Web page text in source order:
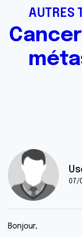
AUTRES
07/
Bonjour,